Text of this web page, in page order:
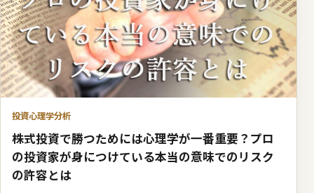
投資心理学分析
株式投資で勝つためには心理学が一番重要？プロ
の投資家が身につけている本当の意味でのリスク
の許容とは